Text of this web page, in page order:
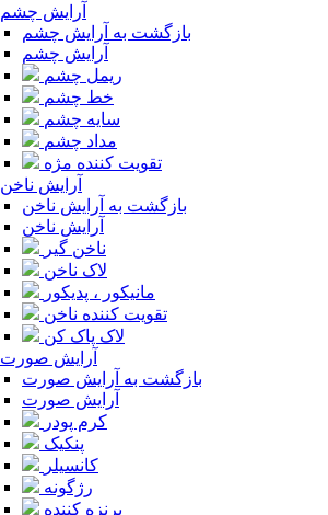
آرایش چشم
بازگشت به آرایش چشم
آرایش چشم
ریمل چشم
خط چشم
سایه چشم
مداد چشم
تقویت کننده مژه
آرایش ناخن
بازگشت به آرایش ناخن
آرایش ناخن
ناخن گیر
لاک ناخن
مانیکور ، پدیکور
تقویت کننده ناخن
لاک پاک کن
آرایش صورت
بازگشت به آرایش صورت
آرایش صورت
کرم پودر
پنکیک
کانسیلر
رژگونه
برنزه کننده